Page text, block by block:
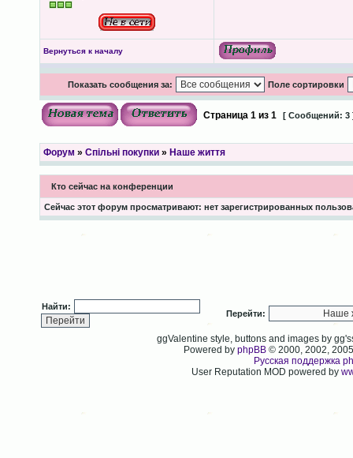
Вернуться к началу
Показать сообщения за: Поле сортировки
Страница 1из 1 [ Сообщений: 3
Форум » Спільні покупки» Наше життя
Кто сейчас на конференции
Сейчас этот форум просматривают: нет зарегистрированных
Найти:
Перейти:
ggValentine style, buttons and images by
Powered byphpBB © 2000, 2002,
Русская поддержка
User Reputation MOD powered by